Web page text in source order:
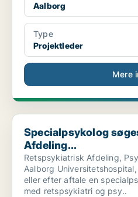
Aalborg
Type
Projektleder
Mere
Specialpsykolog søges til
Specialpsykolog
Afdeling...
Retspsykiatrisk Afdeling,
Aalborg
eller efter aftale en
med retspsykiatri og psy..